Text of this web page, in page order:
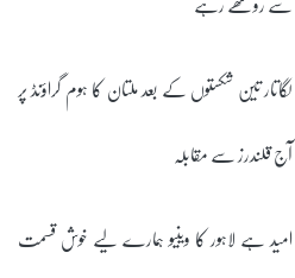
لگاتار تین شکستوں کے بعد ملتان کا ہوم گراؤنڈ پر
آج قلندرز سے مقابلہ
امید ہے لاہور کا وینیو ہمارے لیے خوش قسمت